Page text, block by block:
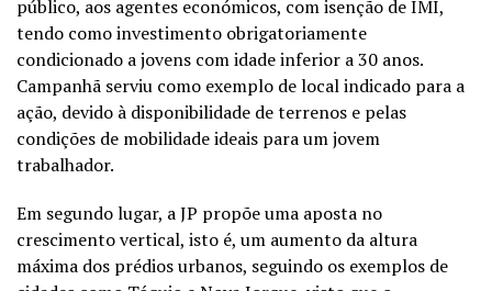
público, aos agentes económicos, com isenção de IMI,
tendo como investimento obrigatoriamente
condicionado a jovens com idade inferior a 30 anos.
Campanhã serviu como exemplo de local indicado para a
ação, devido à disponibilidade de terrenos e pelas
condições de mobilidade ideais para um jovem
trabalhador.
Em segundo lugar, a JP propõe uma aposta no
crescimento vertical, isto é, um aumento da altura
máxima dos prédios urbanos, seguindo os exemplos de